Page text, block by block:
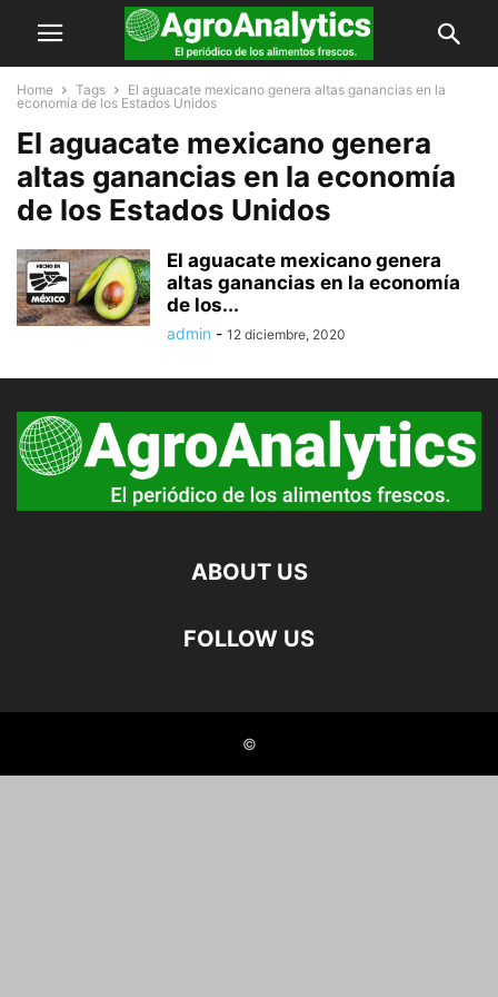
Home Tags
El aguacate mexicano genera altas ganancias en la
economía de los Estados Unidos
El aguacate mexicano genera
altas ganancias en la economía
de los Estados Unidos
El aguacate mexicano genera
altas ganancias en la economía
de los...
admin - 12 diciembre, 2020
ABOUT US
FOLLOW US
©